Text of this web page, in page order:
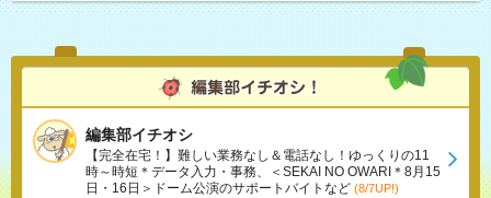
編集部イチオシ
【完全在宅！】難しい業務なし＆電話なし！ゆっくりの11
時～時短＊データ入力・事務、＜SEKAI NO OWARI＊8月15
日・16日＞ドーム公演のサポートバイトなど (8/7UP!)